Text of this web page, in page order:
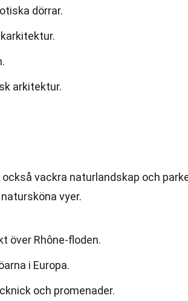
dörrar.
arkitektur.
vackra naturlandskap och
vyer.
över Rhône-floden.
i Europa.
och promenader.